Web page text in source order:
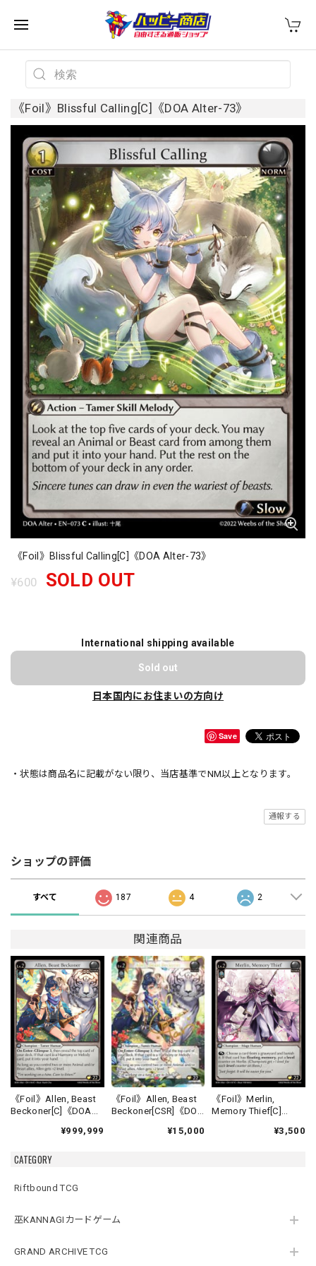
CATEGORY
Riftbound TCG
巫KANNAGIカードゲーム
GRAND ARCHIVE TCG
《Foil》Blissful Calling[C]《DOA Alter-73》
《Foil》Blissful Calling[C]《DOA Alter-73》
¥600 SOLD OUT
International shipping available
Sold out
日本国内にお住まいの方向け
Save
・状態は商品名に記載がない限り、当店基準でNM以上となります。
通報する
ショップの評価
すべて 187 4 2
関連商品
《Foil》Allen, Beast
Beckoner[C]《DOA
¥999,999
《Foil》Allen, Beast
Beckoner[CSR]《DOA
¥15,000
《Foil》Merlin,
Memory Thief[C]
¥3,500